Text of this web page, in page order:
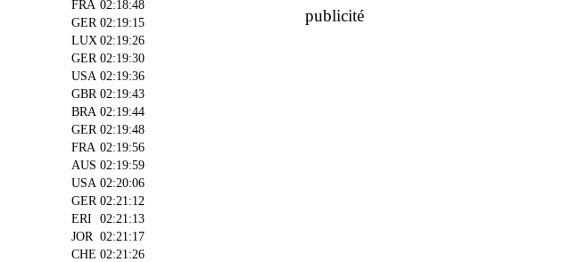
FRA 02:18:48
GER 02:19:15
LUX 02:19:26
GER 02:19:30
USA 02:19:36
GBR 02:19:43
BRA 02:19:44
GER 02:19:48
FRA 02:19:56
AUS 02:19:59
USA 02:20:06
GER 02:21:12
ERI
02:21:13
JOR 02:21:17
CHE 02:21:26
publicité